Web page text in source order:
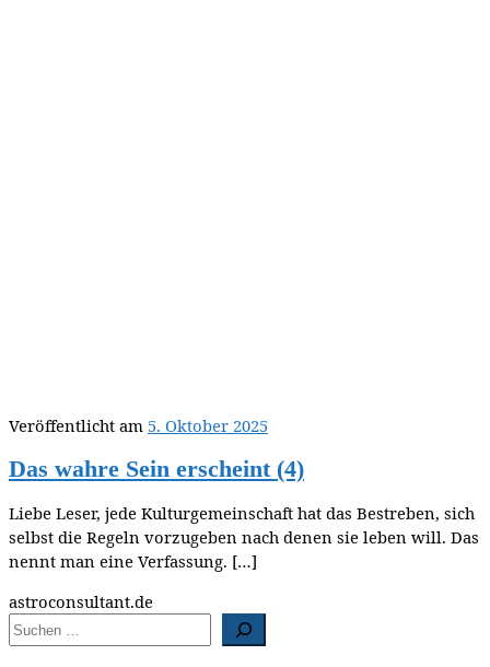
Veröffentlicht am 5. Oktober 2025
Das wahre Sein erscheint (4)
Liebe Leser, jede Kulturgemeinschaft hat das Bestreben, sich
selbst die Regeln vorzugeben nach denen sie leben will. Das
nennt man eine Verfassung. […]
astroconsultant.de